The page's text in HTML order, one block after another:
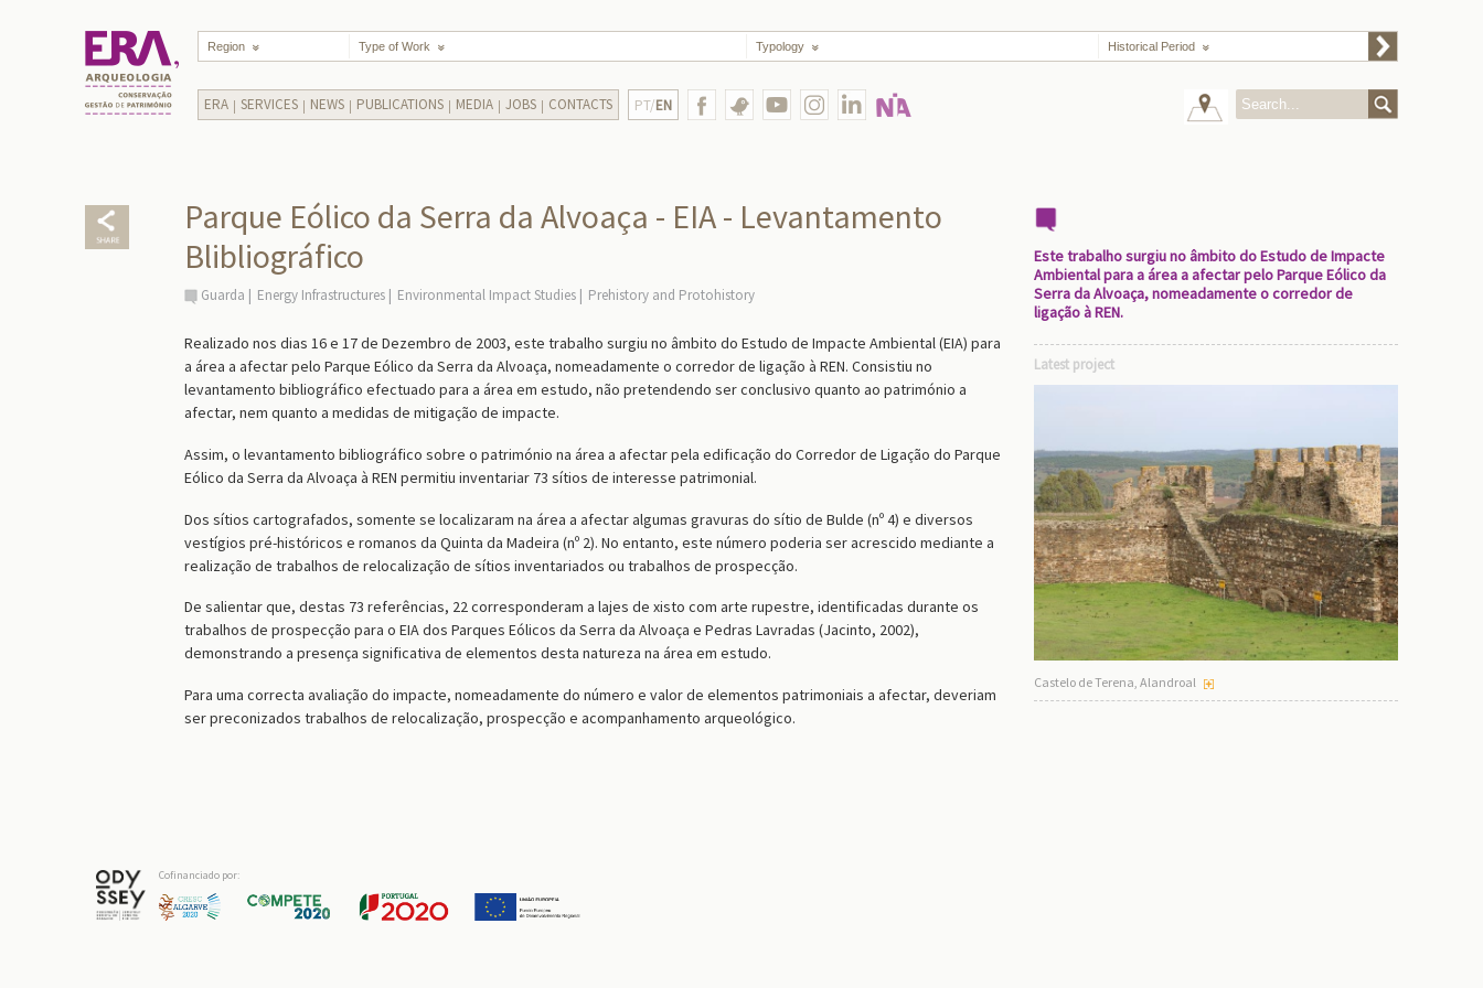
Region Type of Work Typology Historical Period
ERA SERVICES NEWS PUBLICATIONS MEDIA JOBS CONTACTS PT/EN
Parque Eólico da Serra da Alvoaça - EIA - Levantamento
Blibliográfico
Guarda Energy Infrastructures Environmental Impact Studies Prehistory and Protohistory
Realizado nos dias 16 e 17 de Dezembro de 2003, este trabalho surgiu no âmbito do Estudo de Impacte Ambiental (EIA) para
a área a afectar pelo Parque Eólico da Serra da Alvoaça, nomeadamente o corredor de ligação à REN. Consistiu no
levantamento bibliográfico efectuado para a área em estudo, não pretendendo ser conclusivo quanto ao património a
afectar, nem quanto a medidas de mitigação de impacte.
Assim, o levantamento bibliográfico sobre o património na área a afectar pela edificação do Corredor de Ligação do Parque
Eólico da Serra da Alvoaça à REN permitiu inventariar 73 sítios de interesse patrimonial.
Dos sítios cartografados, somente se localizaram na área a afectar algumas gravuras do sítio de Bulde (nº 4) e diversos
vestígios pré-históricos e romanos da Quinta da Madeira (nº 2). No entanto, este número poderia ser acrescido mediante a
realização de trabalhos de relocalização de sítios inventariados ou trabalhos de prospecção.
De salientar que, destas 73 referências, 22 corresponderam a lajes de xisto com arte rupestre, identificadas durante os
trabalhos de prospecção para o EIA dos Parques Eólicos da Serra da Alvoaça e Pedras Lavradas (Jacinto, 2002),
demonstrando a presença significativa de elementos desta natureza na área em estudo.
Para uma correcta avaliação do impacte, nomeadamente do número e valor de elementos patrimoniais a afectar, deveriam
ser preconizados trabalhos de relocalização, prospecção e acompanhamento arqueológico.
Este trabalho surgiu no âmbito do Estudo de Impacte
Ambiental para a área a afectar pelo Parque Eólico da
Serra da Alvoaça, nomeadamente o corredor de
ligação à REN.
Latest project
Castelo de Terena, Alandroal
Cofinanciado por: